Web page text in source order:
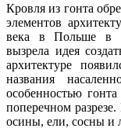
Кровля из гонта
элементов
века в Польше в
вызрела идея
архитектуре
названия
особенностью
поперечном
осины, ели, сосны и